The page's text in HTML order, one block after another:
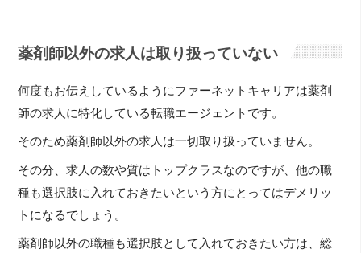
薬剤師以外の求人は取り扱っていない
何度もお伝えしているようにファーネットキャリアは薬剤
師の求人に特化している転職エージェントです。
そのため薬剤師以外の求人は一切取り扱っていません。
その分、求人の数や質はトップクラスなのですが、他の職
種も選択肢に入れておきたいという方にとってはデメリッ
トになるでしょう。
薬剤師以外の職種も選択肢として入れておきたい方は、総